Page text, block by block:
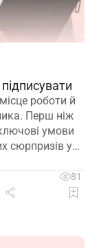
роботи й
Перш ніж
умови
сюрпризів у
81